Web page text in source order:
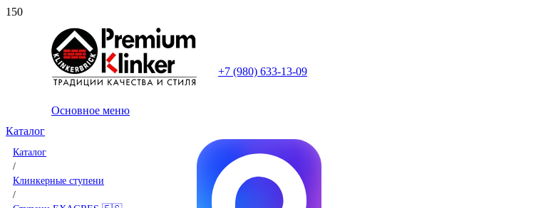
+7 (980) 633-13-09
Основное меню
Каталог
Каталог
/
Клинкерные ступени
/